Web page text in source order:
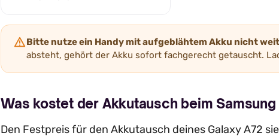
Bitte nutze ein Handy mit aufgeblähtem Akku nicht
absteht, gehört der Akku sofort fachgerecht getauscht.
Was kostet der Akkutausch beim Samsung
Den Festpreis für den Akkutausch deines Galaxy A72